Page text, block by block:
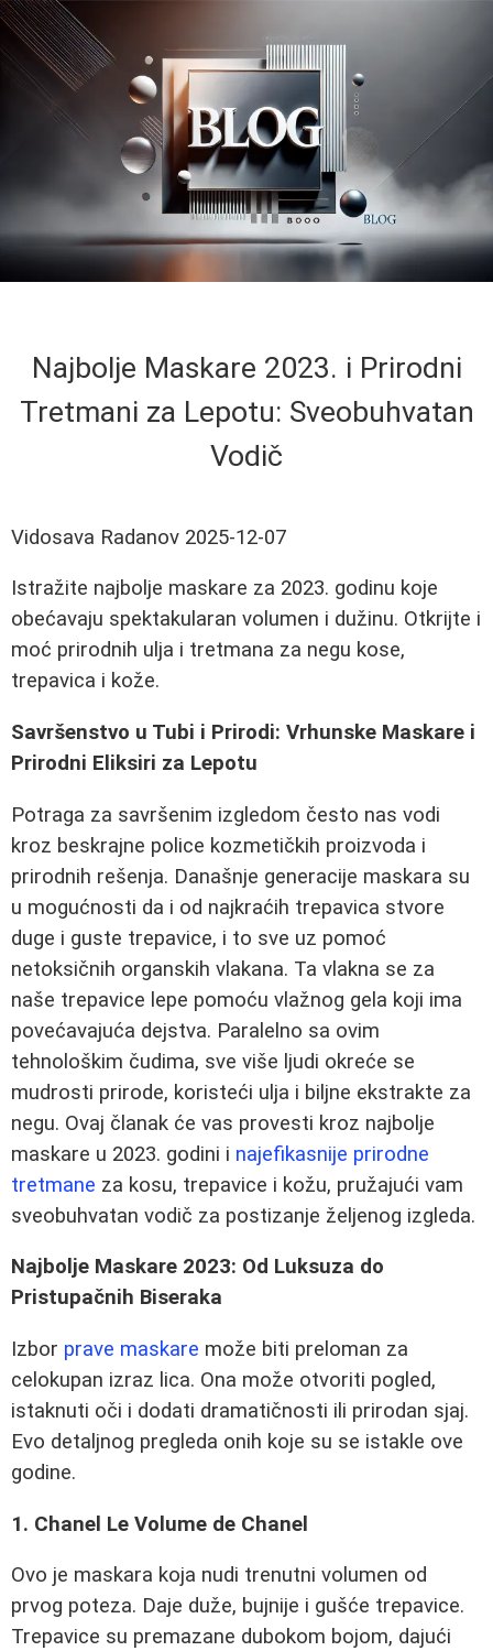
Najbolje Maskare 2023. i Prirodni
Tretmani za Lepotu: Sveobuhvatan
Vodič
Vidosava Radanov 2025-12-07
Istražite najbolje maskare za 2023. godinu koje
obećavaju spektakularan volumen i dužinu. Otkrijte i
moć prirodnih ulja i tretmana za negu kose,
trepavica i kože.
Savršenstvo u Tubi i Prirodi: Vrhunske Maskare i
Prirodni Eliksiri za Lepotu
Potraga za savršenim izgledom često nas vodi
kroz beskrajne police kozmetičkih proizvoda i
prirodnih rešenja. Današnje generacije maskara su
u mogućnosti da i od najkraćih trepavica stvore
duge i guste trepavice, i to sve uz pomoć
netoksičnih organskih vlakana. Ta vlakna se za
naše trepavice lepe pomoću vlažnog gela koji ima
povećavajuća dejstva. Paralelno sa ovim
tehnološkim čudima, sve više ljudi okreće se
mudrosti prirode, koristeći ulja i biljne ekstrakte za
negu. Ovaj članak će vas provesti kroz najbolje
maskare u 2023. godini i najefikasnije prirodne
tretmane za kosu, trepavice i kožu, pružajući vam
sveobuhvatan vodič za postizanje željenog izgleda.
Najbolje Maskare 2023: Od Luksuza do
Pristupačnih Biseraka
Izbor prave maskare može biti preloman za
celokupan izraz lica. Ona može otvoriti pogled,
istaknuti oči i dodati dramatičnosti ili prirodan sjaj.
Evo detaljnog pregleda onih koje su se istakle ove
godine.
1. Chanel Le Volume de Chanel
Ovo je maskara koja nudi trenutni volumen od
prvog poteza. Daje duže, bujnije i gušće trepavice.
Trepavice su premazane dubokom bojom, dajući